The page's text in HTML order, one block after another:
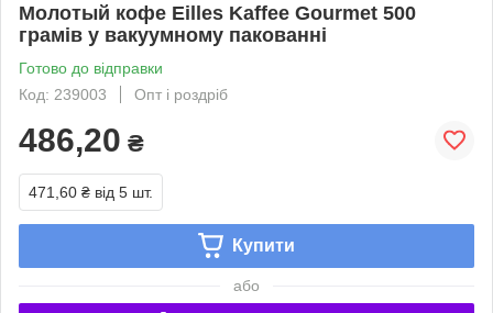
Молотый кофе Eilles Kaffee Gourmet 500
грамів у вакуумному пакованні
Готово до відправки
Код: 239003
Опт і роздріб
486,20 ₴
471,60 ₴ від 5 шт.
Купити
або